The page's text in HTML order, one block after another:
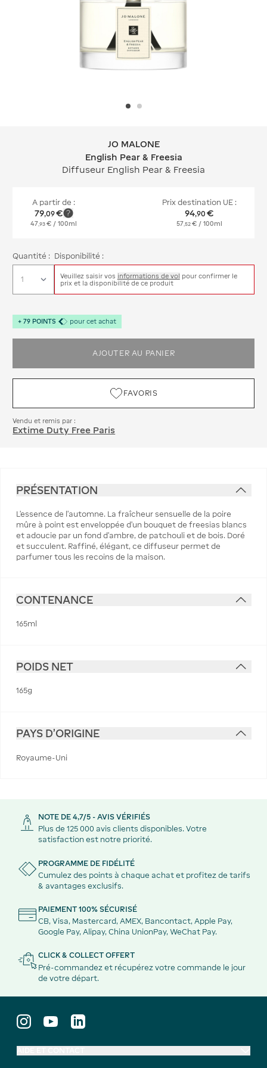
JO MALONE English Pear & Freesia
JO MALONE
English Pear & Freesia
Diffuseur English Pear & Freesia
A partir de :
79,09€
47,93 € / 100ml
Prix destination UE :
94,90 €
57,52 € / 100ml
Quantité : Disponibilité :
Veuillez saisir vos informations de vol pour confirmer le
prix et la disponibilité de ce produit
+ 79 POINTS pour cet achat
AJOUTER AU PANIER
FAVORIS
Vendu et remis par :
Extime Duty Free Paris
PRÉSENTATION
L’essence de l’automne. La fraîcheur sensuelle de la poire
mûre à point est enveloppée d’un bouquet de freesias blancs
et adoucie par un fond d’ambre, de patchouli et de bois. Doré
et succulent. Raffiné, élégant, ce diffuseur permet de
parfumer tous les recoins de la maison.
CONTENANCE
165ml
POIDS NET
165g
PAYS D'ORIGINE
Royaume-Uni
NOTE DE 4,7/5 - AVIS VÉRIFIÉS
Plus de 125 000 avis clients disponibles. Votre
satisfaction est notre priorité.
PROGRAMME DE FIDÉLITÉ
Cumulez des points à chaque achat et profitez de tarifs
& avantages exclusifs.
PAIEMENT 100% SÉCURISÉ
CB, Visa, Mastercard, AMEX, Bancontact, Apple Pay,
Google Pay, Alipay, China UnionPay, WeChat Pay.
CLICK & COLLECT OFFERT
Pré-commandez et récupérez votre commande le jour
de votre départ.